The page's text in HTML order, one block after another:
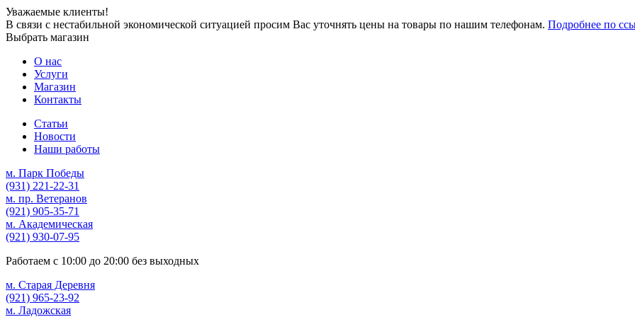
Уважаемые клиенты!
В связи с нестабильной экономической ситуацией просим Вас уточнять цены на товары по нашим телефонам. Подробнее по
Выбрать магазин
О нас
Услуги
Магазин
Контакты
Статьи
Новости
Наши работы
м. Парк Победы
(931) 221-22-31
м. пр. Ветеранов
(921) 905-35-71
м. Академическая
(921) 930-07-95
Работаем с 10:00 до 20:00 без выходных
м. Старая Деревня
(921) 965-23-92
м. Ладожская